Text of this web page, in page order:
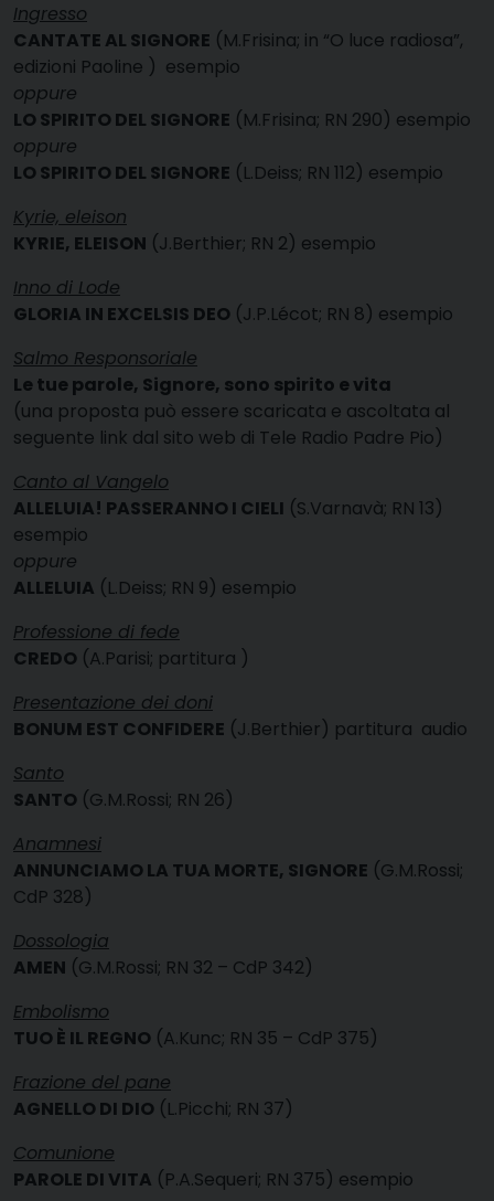
Ingresso
CANTATE AL SIGNORE (M.Frisina; in “O luce radiosa”,
edizioni Paoline ) esempio
oppure
LO SPIRITO DEL SIGNORE (M.Frisina; RN 290) esempio
oppure
LO SPIRITO DEL SIGNORE (L.Deiss; RN 112) esempio
Kyrie, eleison
KYRIE, ELEISON (J.Berthier; RN 2) esempio
Inno di Lode
GLORIA IN EXCELSIS DEO (J.P.Lécot; RN 8) esempio
Salmo Responsoriale
Le tue parole, Signore, sono spirito e vita
(una proposta può essere scaricata e ascoltata al
seguente link dal sito web di Tele Radio Padre Pio)
Canto al Vangelo
ALLELUIA! PASSERANNO I CIELI (S.Varnavà; RN 13)
esempio
oppure
ALLELUIA (L.Deiss; RN 9) esempio
Professione di fede
CREDO (A.Parisi; partitura )
Presentazione dei doni
BONUM EST CONFIDERE (J.Berthier) partitura audio
Santo
SANTO (G.M.Rossi; RN 26)
Anamnesi
ANNUNCIAMO LA TUA MORTE, SIGNORE (G.M.Rossi;
CdP 328)
Dossologia
AMEN (G.M.Rossi; RN 32 – CdP 342)
Embolismo
TUO È IL REGNO (A.Kunc; RN 35 – CdP 375)
Frazione del pane
AGNELLO DI DIO (L.Picchi; RN 37)
Comunione
PAROLE DI VITA (P.A.Sequeri; RN 375) esempio